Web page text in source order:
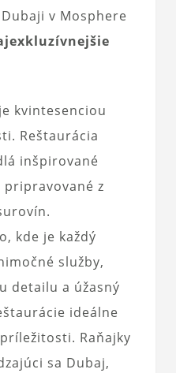
kvintesenciou
Reštaurácia
inšpirované
z
kde je každý
služby,
detailu a úžasný
ideálne
Raňajky
sa Dubaj,